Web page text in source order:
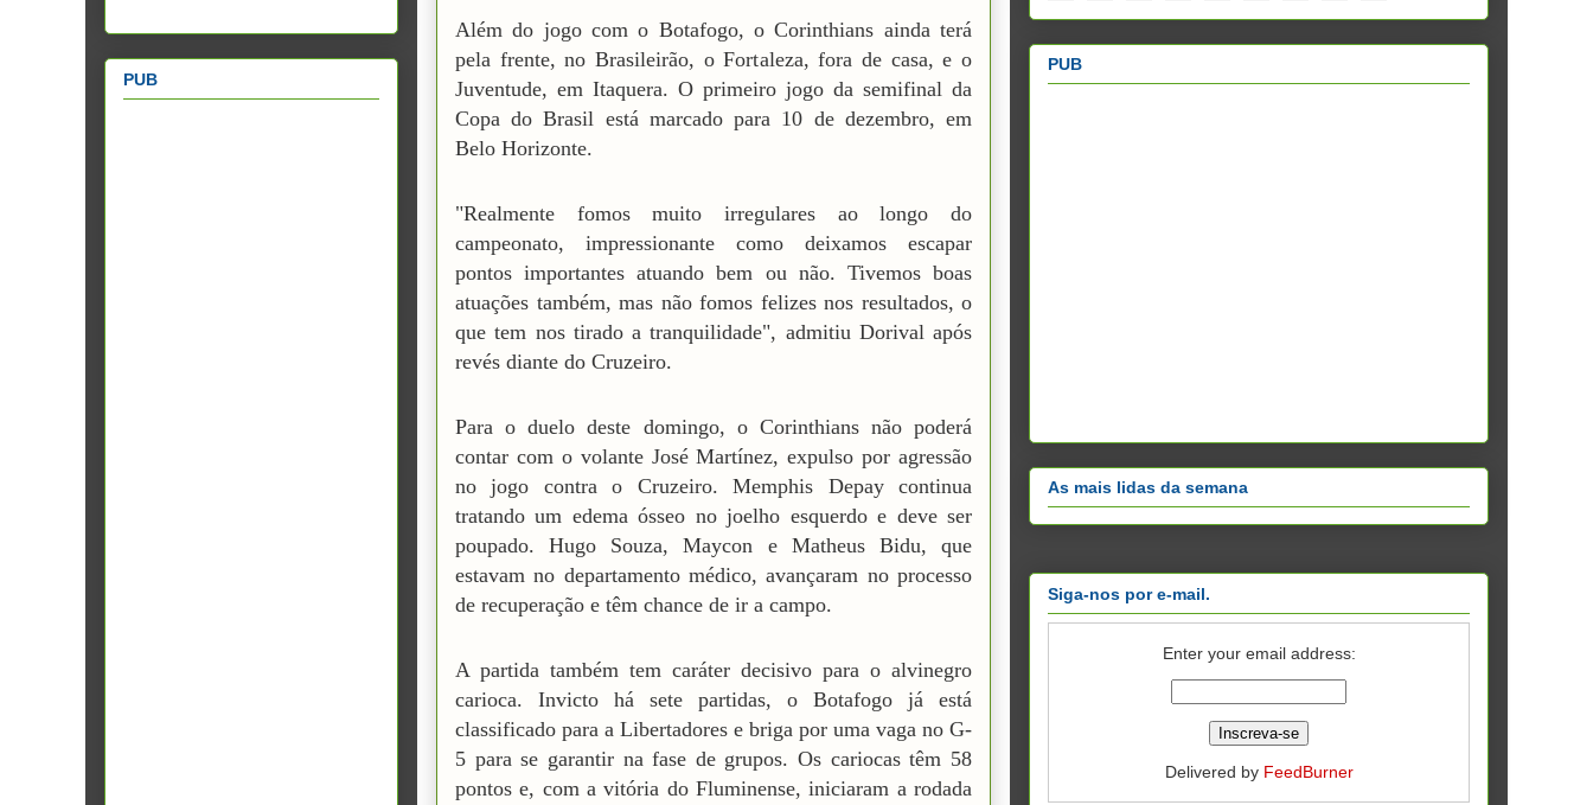
Além do jogo com o Botafogo, o Corinthians ainda terá
pela frente, no Brasileirão, o Fortaleza, fora de casa, e o
Juventude, em Itaquera. O primeiro jogo da semifinal da
Copa do Brasil está marcado para 10 de dezembro, em
Belo Horizonte.
"Realmente fomos muito irregulares ao longo do
campeonato, impressionante como deixamos escapar
pontos importantes atuando bem ou não. Tivemos boas
atuações também, mas não fomos felizes nos resultados, o
que tem nos tirado a tranquilidade", admitiu Dorival após
revés diante do Cruzeiro.
Para o duelo deste domingo, o Corinthians não poderá
contar com o volante José Martínez, expulso por agressão
no jogo contra o Cruzeiro. Memphis Depay continua
tratando um edema ósseo no joelho esquerdo e deve ser
poupado. Hugo Souza, Maycon e Matheus Bidu, que
estavam no departamento médico, avançaram no processo
de recuperação e têm chance de ir a campo.
A partida também tem caráter decisivo para o alvinegro
carioca. Invicto há sete partidas, o Botafogo já está
classificado para a Libertadores e briga por uma vaga no G-
5 para se garantir na fase de grupos. Os cariocas têm 58
pontos e, com a vitória do Fluminense, iniciaram a rodada
PUB
PUB
As mais lidas da semana
Siga-nos por e-mail.
Enter your email address:
Delivered by FeedBurner